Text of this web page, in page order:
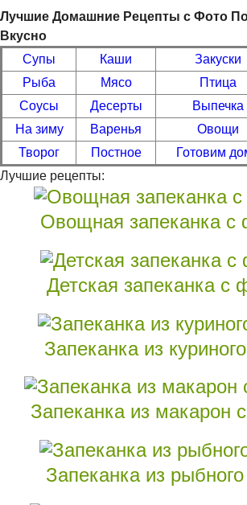
Лучшие Домашние Рецепты с Фото
Вкусно
Супы
Каши Закуски
Рыба
Мясо Птица
Соусы
Десерты Выпечка
На зиму
Варенья Овощи
Творог
Постное Готовим
Лучшие рецепты:
Овощная запеканка
Детская запеканка с
Запеканка из
Запеканка из макарон
Запеканка из